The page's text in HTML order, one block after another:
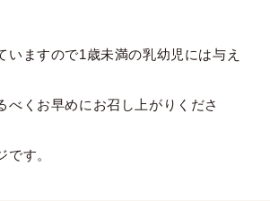
ますので1歳未満の乳幼児には与え
べくお早めにお召し上がりくださ
です。